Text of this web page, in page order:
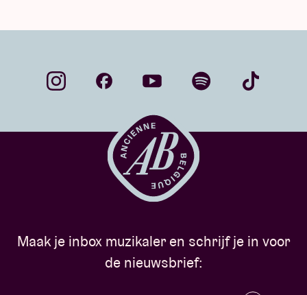
Maak je inbox muzikaler en schrijf je in voor
de nieuwsbrief: